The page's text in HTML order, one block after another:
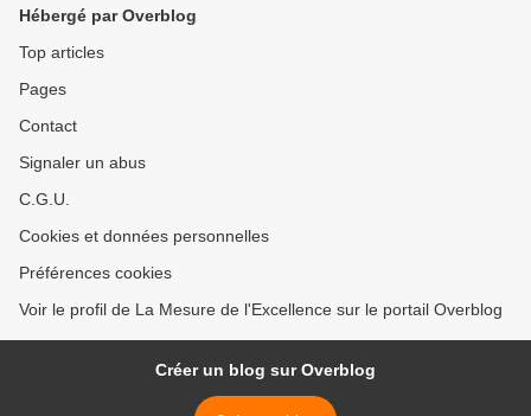
Hébergé par Overblog
Top articles
Pages
Contact
Signaler un abus
C.G.U.
Cookies et données personnelles
Préférences cookies
Voir le profil de La Mesure de l'Excellence sur le portail Overblog
Créer un blog sur Overblog